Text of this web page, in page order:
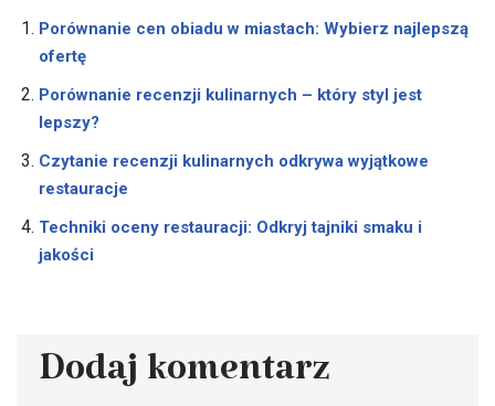
Porównanie cen obiadu w miastach: Wybierz najlepszą
ofertę
Porównanie recenzji kulinarnych – który styl jest
lepszy?
Czytanie recenzji kulinarnych odkrywa wyjątkowe
restauracje
Techniki oceny restauracji: Odkryj tajniki smaku i
jakości
Dodaj komentarz